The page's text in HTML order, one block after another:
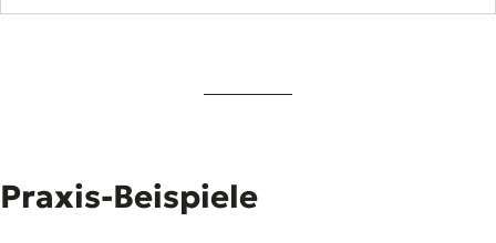
Praxis-Beispiele